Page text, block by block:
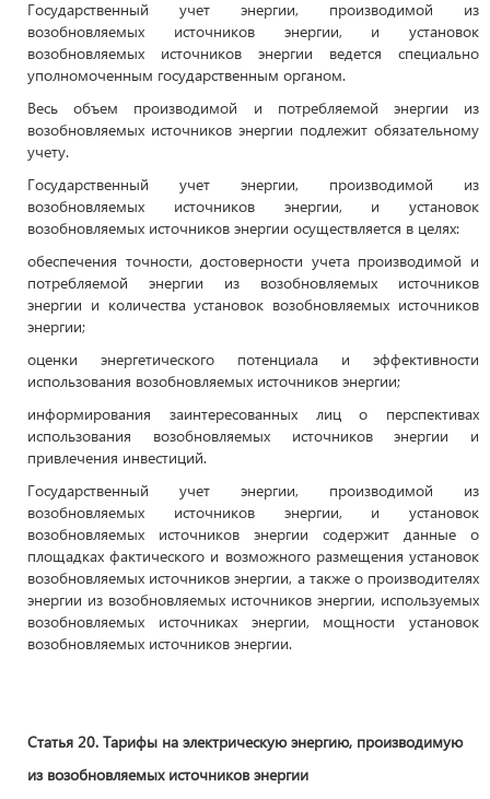
Государственный учет энергии, производимой из
возобновляемых источников энергии, и установок
возобновляемых источников энергии ведется специально
уполномоченным государственным органом.
Весь объем производимой и потребляемой энергии из
возобновляемых источников энергии подлежит обязательному
учету.
Государственный учет энергии, производимой из
возобновляемых источников энергии, и установок
возобновляемых источников энергии осуществляется в целях:
обеспечения точности, достоверности учета производимой и
потребляемой энергии из возобновляемых источников
энергии и количества установок возобновляемых источников
энергии;
оценки энергетического потенциала и эффективности
использования возобновляемых источников энергии;
информирования заинтересованных лиц о перспективах
использования возобновляемых источников энергии и
привлечения инвестиций.
Государственный учет энергии, производимой из
возобновляемых источников энергии, и установок
возобновляемых источников энергии содержит данные о
площадках фактического и возможного размещения установок
возобновляемых источников энергии, а также о производителях
энергии из возобновляемых источников энергии, используемых
возобновляемых источниках энергии, мощности установок
возобновляемых источников энергии.
Статья 20. Тарифы на электрическую энергию, производимую
из возобновляемых источников энергии